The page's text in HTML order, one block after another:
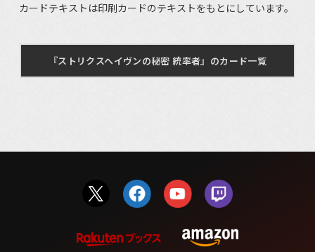
カードテキストは印刷カードのテキストをもとにしています。
『ストリクスヘイヴンの秘密 統率者』のカード一覧